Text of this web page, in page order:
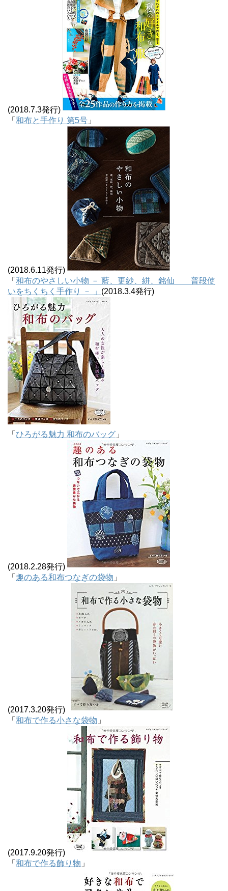
(2018.7.3発行)
「 和布と手作り 第5号 」
(2018.6.11発行)
「 和布のやさしい小物 － 藍、更紗、絣、銘仙 普段使
いをちくちく手作り － 」 (2018.3.4発行)
「 ひろがる魅力 和布のバッグ 」
(2018.2.28発行)
「 趣のある和布つなぎの袋物 」
(2017.3.20発行)
「 和布で作る小さな袋物 」
(2017.9.20発行)
「 和布で作る飾り物 」